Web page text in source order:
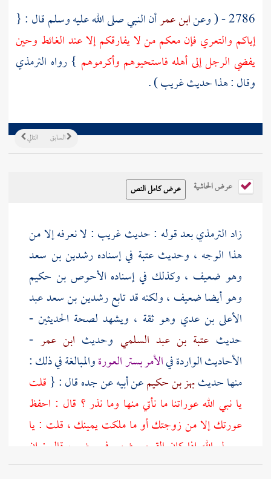
2786 - ( وعن
ابن عمرأن النبي صلى الله عليه وسلم قال : {
إياكم والتعري فإن معكم من لا يفارقكم إلا عند الغائط وحين
يفضي الرجل إلى أهله فاستحيوهم وأكرموهم } رواه الترمذي
وقال : هذا حديث غريب ) .
التالي السابق
عرض الحاشية
زادالترمذيبعد قوله : حديث غريب : لا نعرفه إلا من
هذا الوجه ، وحديثعتبة في إسنادهرشدين بن سعد
وهو ضعيف ، وكذلك في إسناده الأحوص بن حكيم
وهو أيضا ضعيف ، ولكنه قد تابعرشدين بن سعدعبد
الأعلى بن عدي وهو ثقة ، ويشهد لصحة الحديثين -
حديث عتبة بن عبد السلمي وحديث ابن عمر -
الأحاديث الواردة فيالأمر بستر العورةوالمبالغة في ذلك :
منها حديثبهز بن حكيمعن أبيه عن جده قال : { قلت
يا نبي الله عوراتنا ما نأتي منها وما نذر ؟ قال : احفظ
عورتك إلا من زوجتك أو ما ملكت يمينك ، قلت : يا
رسول الله إذا كان القوم بعضهم في بعض ، قال : إن
استطعت أن لا يراها أحد لا يراها ، قال : قلت : إذا كان